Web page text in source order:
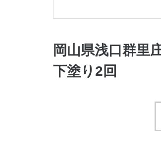
岡山県浅口群
下塗り2回